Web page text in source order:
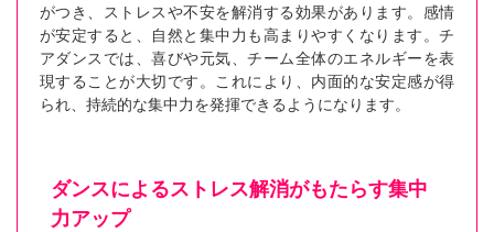
がつき、ストレスや不安を解消する効果があります。感情
が安定すると、自然と集中力も高まりやすくなります。チ
アダンスでは、喜びや元気、チーム全体のエネルギーを表
現することが大切です。これにより、内面的な安定感が得
られ、持続的な集中力を発揮できるようになります。
ダンスによるストレス解消がもたらす集中
力アップ